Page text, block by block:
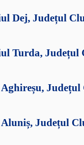
Dej, Județul
Turda, Județul
Județul